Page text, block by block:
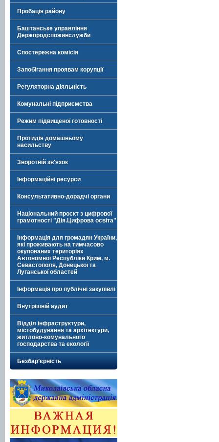
Пробація району
Баштанське управління
Держпродспоживслужби
Спостережна комісія
Запобігання проявам корупції
Регуляторна діяльність
Комунальні підприємства
Режим підвищеної готовності
Протидія домашньому
насильству
Зворотній зв'язок
Інформаційні ресурси
Консультативно-дорадчі органи
Національний проєкт з цифрової
грамотності "Дія.Цифрова освіта"
Інформація для громадян України,
які проживають на тимчасово
окупованих територіях
Автономної Республіки Крим, м.
Севастополя, Донецької та
Луганської областей
Інформація про публічні закупівлі
Внутрішній аудит
Відділ інфраструктури,
містобудування та архітектури,
житлово-комунального
господарства та екології
Безбар’єрність